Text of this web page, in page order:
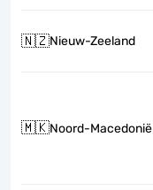
🇳🇿Nieuw-Zeeland
🇲🇰Noord-Macedonië